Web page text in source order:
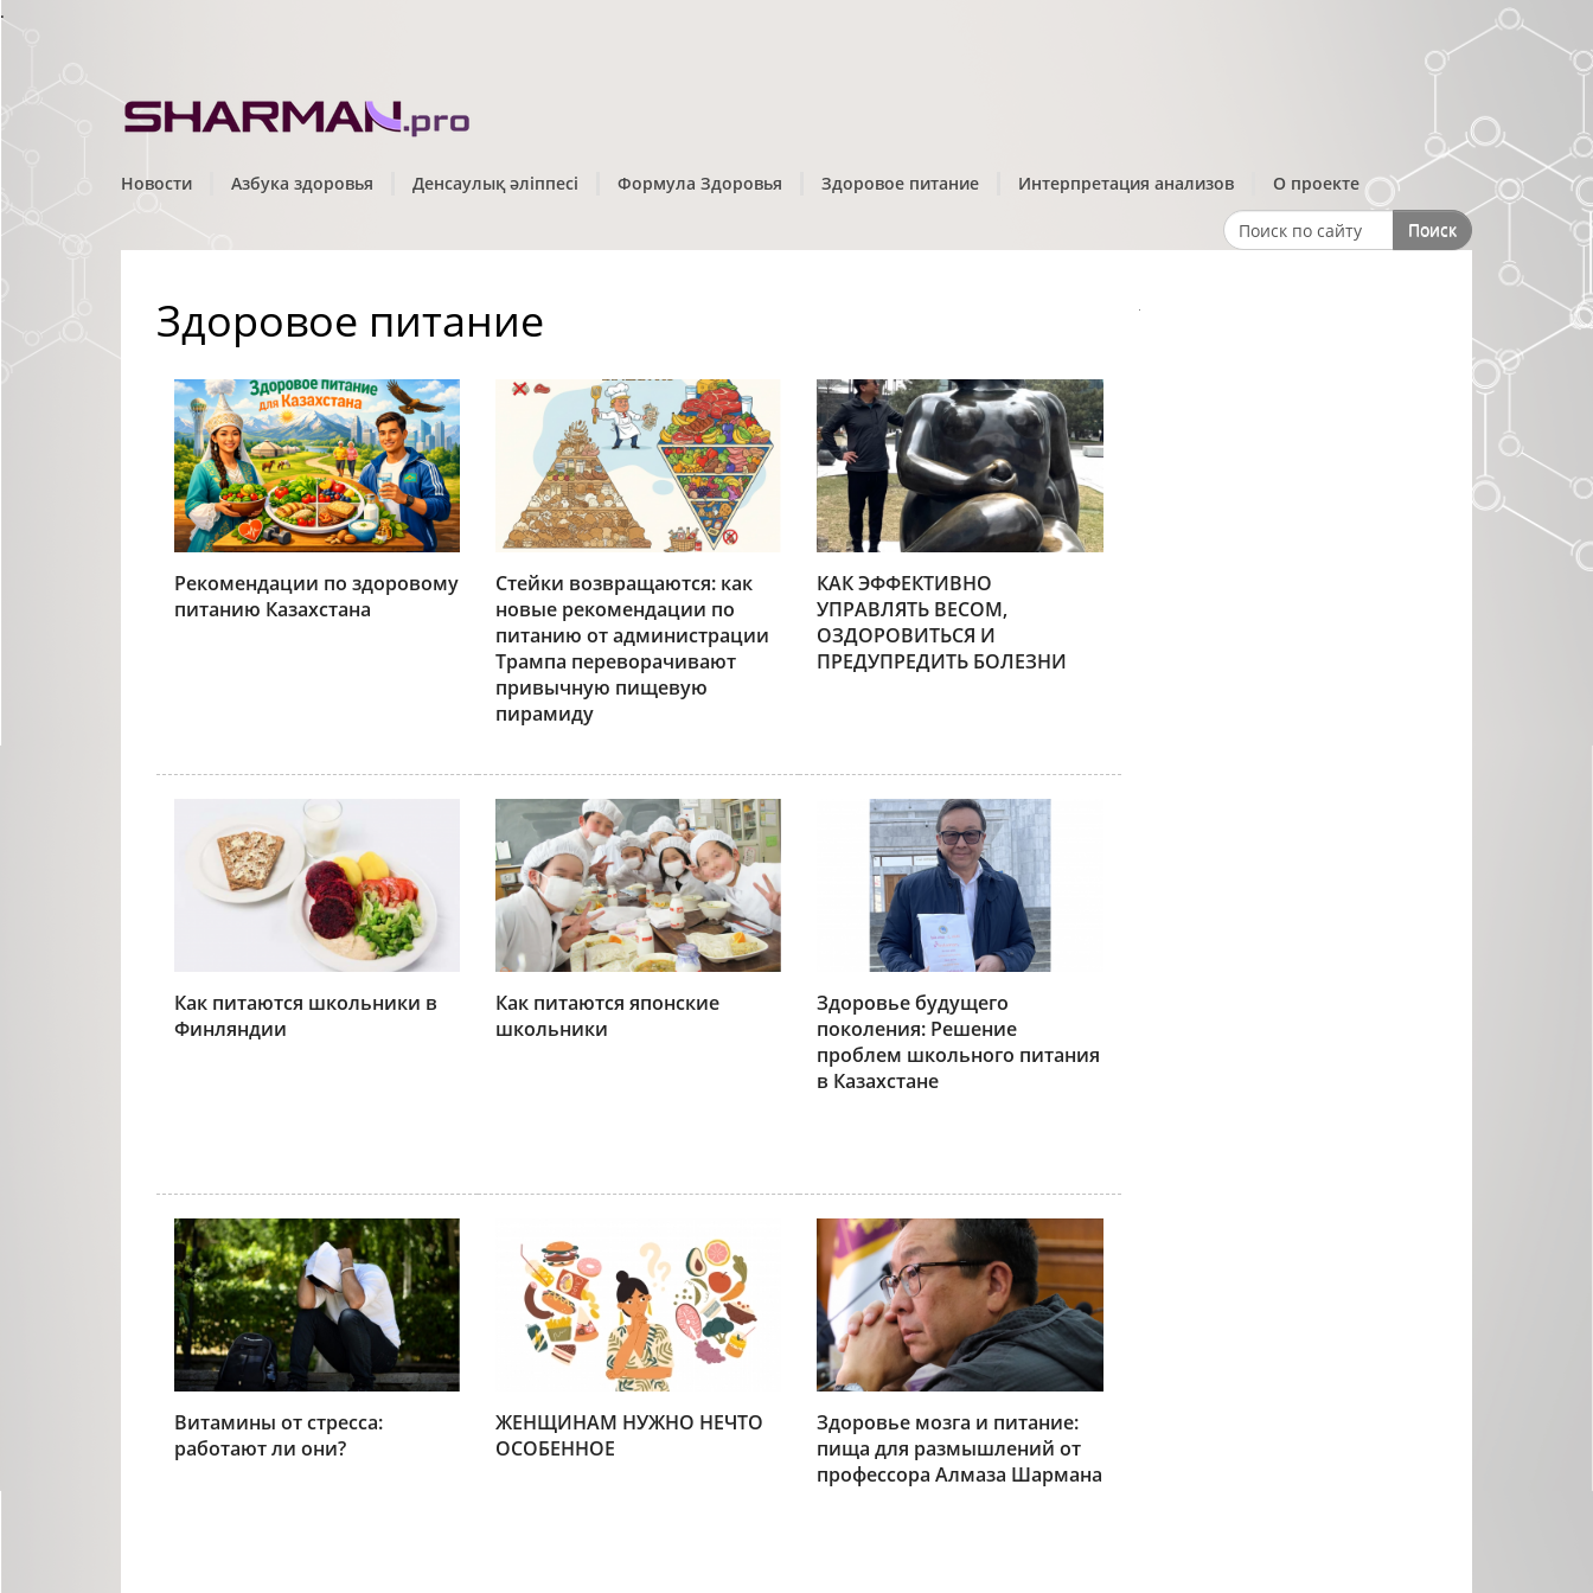
.
Новости Азбука здоровья Денсаулық әліппесі Формула Здоровья Здоровое питание Интерпретация анализов О проекте
Search formПоиск
Здоровое питание
Рекомендации по здоровому
питанию Казахстана
Стейки возвращаются: как
новые рекомендации по
питанию от администрации
Трампа переворачивают
привычную пищевую
пирамиду
КАК ЭФФЕКТИВНО
УПРАВЛЯТЬ ВЕСОМ,
ОЗДОРОВИТЬСЯ И
ПРЕДУПРЕДИТЬ БОЛЕЗНИ
Как питаются школьники в
Финляндии
Как питаются японские
школьники
Здоровье будущего
поколения: Решение
проблем школьного питания
в Казахстане
Витамины от стресса:
работают ли они?
ЖЕНЩИНАМ НУЖНО НЕЧТО
ОСОБЕННОЕ
Здоровье мозга и питание:
пища для размышлений от
профессора Алмаза Шармана